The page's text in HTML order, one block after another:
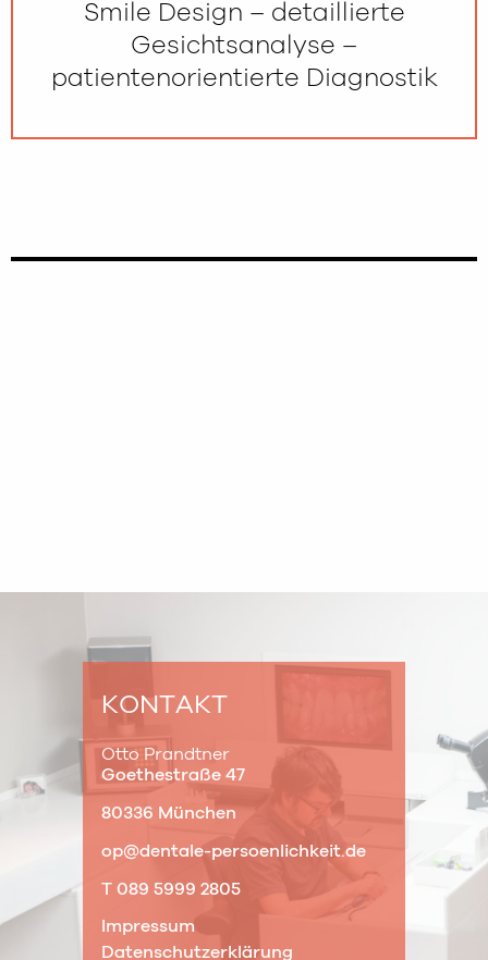
Smile Design – detaillierte
Gesichtsanalyse –
patientenorientierte Diagnostik
KONTAKT
Otto Prandtner
Goethestraße 47
80336 München
op@dentale-persoenlichkeit.de
T 089 5999 2805
Impressum
Datenschutzerklärung